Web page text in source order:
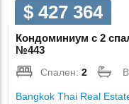
$ 427 364
Кондоминиум с 2
№443
Спален:2
Bangkok Thai Real